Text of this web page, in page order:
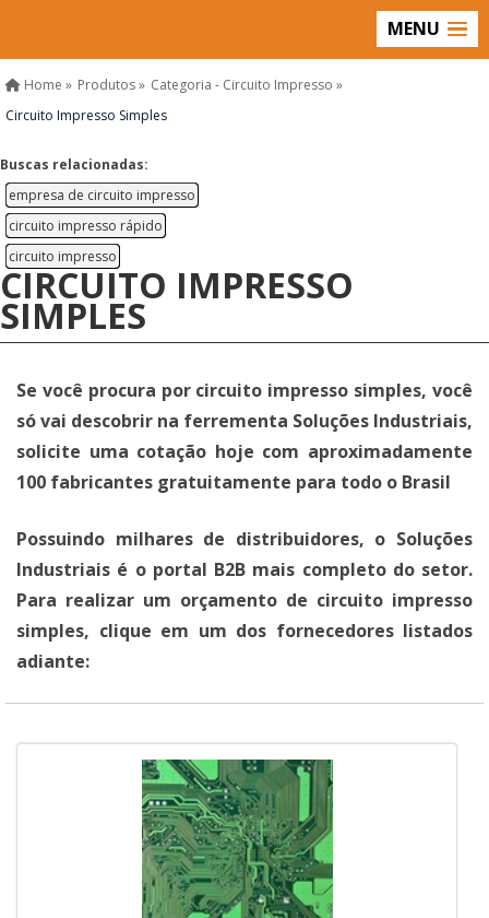
MENU
Home » Produtos » Categoria - Circuito Impresso »
Circuito Impresso Simples
Buscas relacionadas:
empresa de circuito impresso
circuito impresso rápido
circuito impresso
CIRCUITO IMPRESSO
SIMPLES
Se você procura por circuito impresso simples, você
só vai descobrir na ferrementa Soluções Industriais,
solicite uma cotação hoje com aproximadamente
100 fabricantes gratuitamente para todo o Brasil
Possuindo milhares de distribuidores, o Soluções
Industriais é o portal B2B mais completo do setor.
Para realizar um orçamento de circuito impresso
simples, clique em um dos fornecedores listados
adiante: